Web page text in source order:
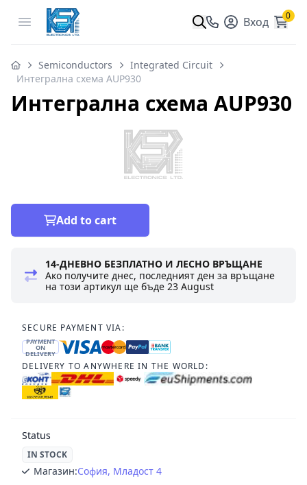
Open menu Вход 0
Semiconductors
Integrated Circuit
Интегрална схема AUP930
Интегрална схема AUP930
Add to cart
14-ДНЕВНО БЕЗПЛАТНО И ЛЕСНО ВРЪЩАНЕ
Ако получите днес, последният ден за връщане
на този артикул ще бъде23 August
SECURE PAYMENT VIA:
PAYMENT
ON
DELIVERY
DELIVERY TO ANYWHERE IN THE WORLD:
Status
IN STOCK
Магазин:София, Младост 4